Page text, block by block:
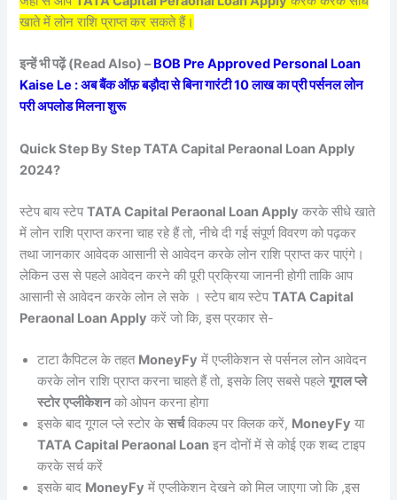
खाते में लोन राशि प्राप्त कर सकते हैं।
इन्हें भी पढ़ें (Read Also) –BOB Pre Approved Personal Loan
Kaise Le : अब बैंक ऑफ़ बड़ौदा से बिना गारंटी 10 लाख का प्री पर्सनल लोन
परी अपलोड मिलना शुरू
Quick Step By Step TATA Capital Peraonal Loan Apply
2024?
स्टेप बाय स्टेपTATA Capital Peraonal Loan Apply करके सीधे खाते
में लोन राशि प्राप्त करना चाह रहे हैं तो, नीचे दी गई संपूर्ण विवरण को पढ़कर
तथा जानकार आवेदक आसानी से आवेदन करके लोन राशि प्राप्त कर पाएंगे।
लेकिन उस से पहले आवेदन करने की पूरी प्रक्रिया जाननी होगी ताकि आप
आसानी से आवेदन करके लोन ले सके । स्टेप बाय स्टेपTATA Capital
Peraonal Loan Apply करें जो कि, इस प्रकार से-
टाटा कैपिटल के तहत MoneyFy में एप्लीकेशन से पर्सनल लोन आवेदन
करके लोन राशि प्राप्त करना चाहते हैं तो, इसके लिए सबसे पहलेगूगल प्ले
स्टोर एप्लीकेशनको ओपन करना होगा
इसके बाद गूगल प्ले स्टोर केसर्चविकल्प पर क्लिक करें, MoneyFy या
TATA Capital Peraonal Loan इन दोनों में से कोई एक शब्द टाइप
करके सर्च करें
इसके बाद MoneyFy में एप्लीकेशन देखने को मिल जाएगा जो कि ,इस